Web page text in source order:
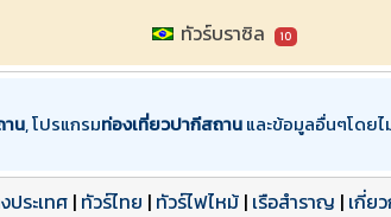
ทัวร์บราซิล
10
น, โปรแกรมท่องเที่ยวปากีสถานและข้อมูลอื่นๆโดย
ประเทศ | ทัวร์ไทย | ทัวร์ไฟไหม้ | เรือสำราญ | เกี่ย